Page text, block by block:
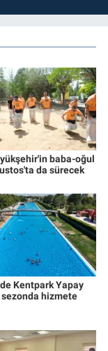
baba-oğul
da sürecek
Kentpark Yapay
sezonda hizmete